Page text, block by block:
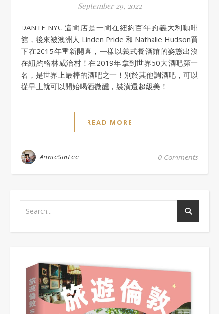
September 29, 2022
DANTE NYC 這間店是一間在紐約百年的義大利咖啡
館，後來被澳洲人 Linden Pride 和 Nathalie Hudson買
下在2015年重新開幕，一樣以義式餐酒館的姿態出沒
在紐約格林威治村！在2019年拿到世界50大酒吧第一
名，是世界上最棒的酒吧之一！別於其他調酒吧，可以
從早上就可以開始喝酒微醺，裝潢還超級美！
READ MORE
AnnieSinLee 0 Comments